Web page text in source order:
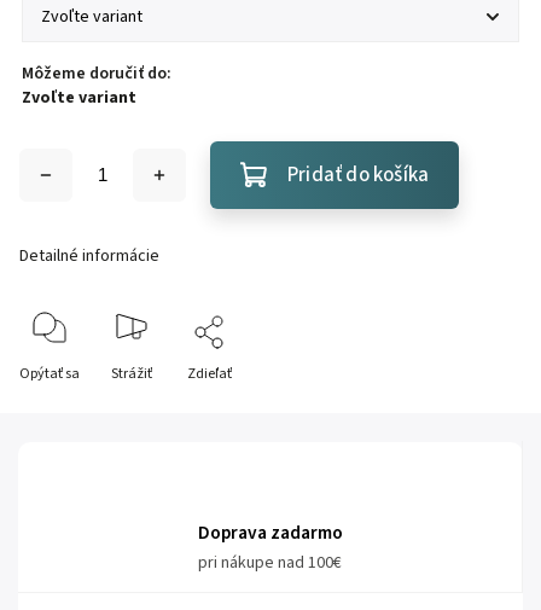
Môžeme doručiť do:
Zvoľte variant
Pridať do košíka
Detailné informácie
Opýtať sa Strážiť Zdieľať
Doprava zadarmo
pri nákupe nad 100€